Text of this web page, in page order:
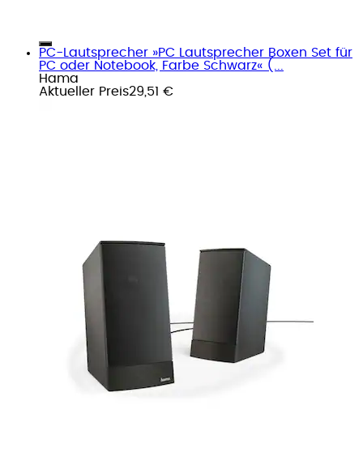
PC-Lautsprecher »PC Lautsprecher Boxen Set für
PC oder Notebook, Farbe Schwarz« (...
Hama
Aktueller Preis29,51 €